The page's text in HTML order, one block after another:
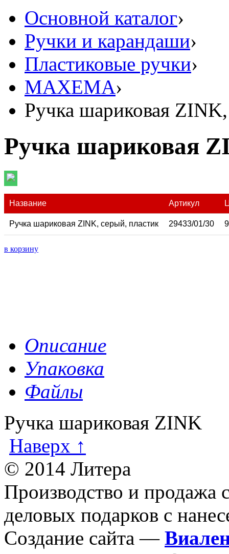
Основной каталог›
Ручки и карандаши›
Пластиковые ручки›
MAXEMA›
Ручка шариковая
Ручка шариковая
Название Артикул
Ручка шариковая ZINK, серый, пластик 29433/01/30
в корзину
Описание
Упаковка
Файлы
Ручка шариковая ZINK
Наверх ↑
© 2014 Литера
Производство и продажа
деловых подарков с
Создание сайта —